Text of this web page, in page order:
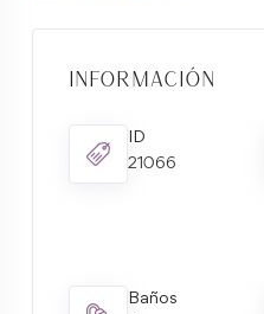
Información
ID
21066
Baños